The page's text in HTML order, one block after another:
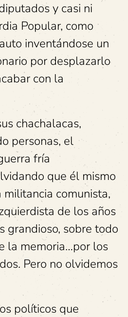
y casi ni
Popular, como
inventándose un
por desplazarlo
con la
chachalacas,
personas, el
fría
que él mismo
comunista,
de los años
grandioso, sobre todo
la memoria…por los
Pero no olvidemos
políticos que